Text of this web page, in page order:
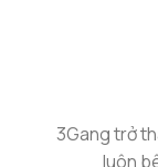
3Gang trở
luôn